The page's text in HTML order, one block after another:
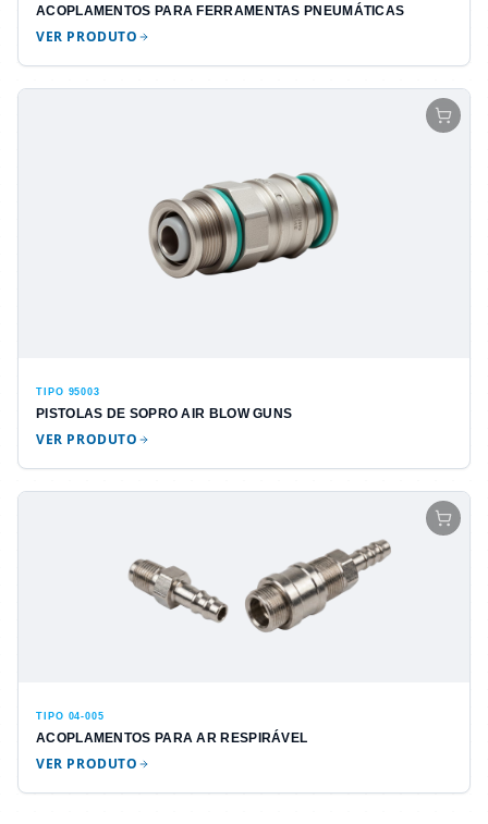
ACOPLAMENTOS PARA FERRAMENTAS PNEUMÁTICAS
VER PRODUTO
TIPO 95003
PISTOLAS DE SOPRO AIR BLOW GUNS
VER PRODUTO
TIPO 04-005
ACOPLAMENTOS PARA AR RESPIRÁVEL
VER PRODUTO